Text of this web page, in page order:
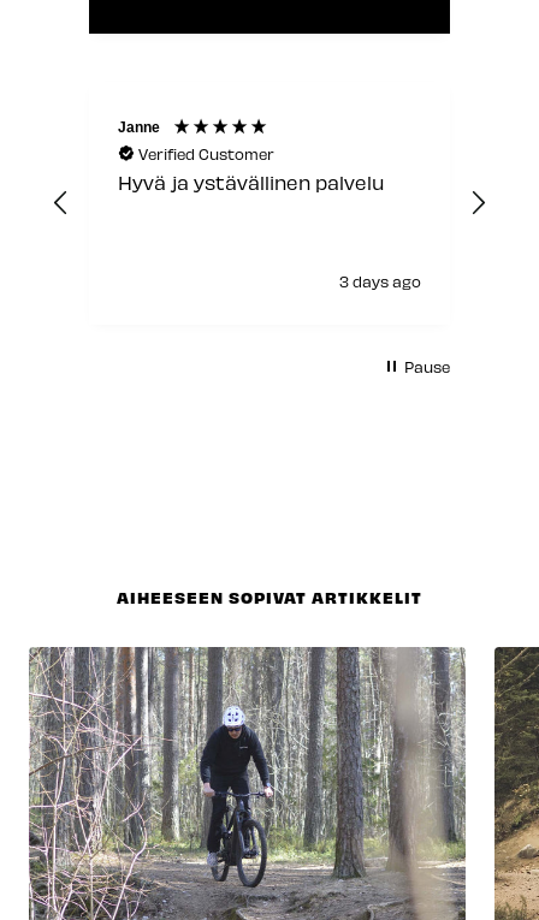
Janne
Verified Customer
Hyvä ja ystävällinen palvelu
3 days ago
Pause
AIHEESEEN SOPIVAT ARTIKKELIT